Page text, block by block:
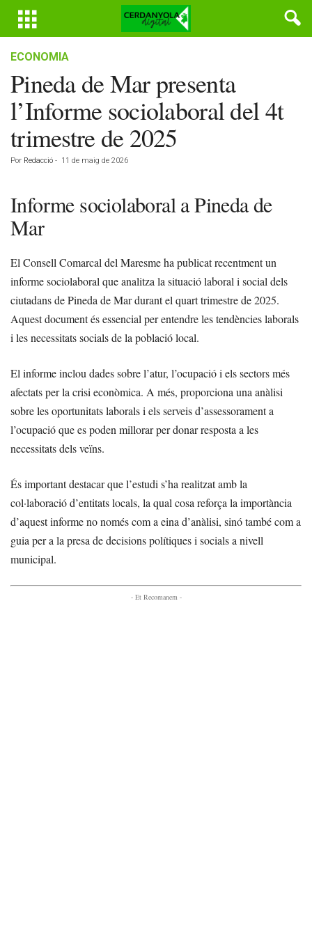
ECONOMIA
Pineda de Mar presenta
l’Informe sociolaboral del 4t
trimestre de 2025
Por Redacció - 11 de maig de 2026
Informe sociolaboral a Pineda de
Mar
El Consell Comarcal del Maresme ha publicat recentment un
informe sociolaboral que analitza la situació laboral i social dels
ciutadans de Pineda de Mar durant el quart trimestre de 2025.
Aquest document és essencial per entendre les tendències laborals
i les necessitats socials de la població local.
El informe inclou dades sobre l’atur, l’ocupació i els sectors més
afectats per la crisi econòmica. A més, proporciona una anàlisi
sobre les oportunitats laborals i els serveis d’assessorament a
l’ocupació que es poden millorar per donar resposta a les
necessitats dels veïns.
És important destacar que l’estudi s’ha realitzat amb la
col·laboració d’entitats locals, la qual cosa reforça la importància
d’aquest informe no només com a eina d’anàlisi, sinó també com a
guia per a la presa de decisions polítiques i socials a nivell
municipal.
- Et Recomanem -